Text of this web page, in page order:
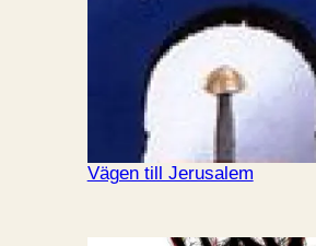
Vägen till Jerusalem